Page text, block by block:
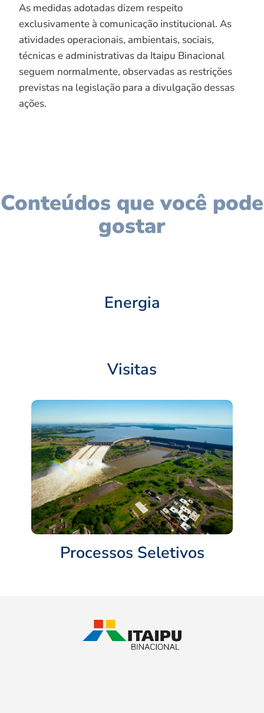
As medidas adotadas dizem respeito
exclusivamente à comunicação institucional. As
atividades operacionais, ambientais, sociais,
técnicas e administrativas da Itaipu Binacional
seguem normalmente, observadas as restrições
previstas na legislação para a divulgação dessas
ações.
Conteúdos que você pode
gostar
Energia
Visitas
Processos Seletivos